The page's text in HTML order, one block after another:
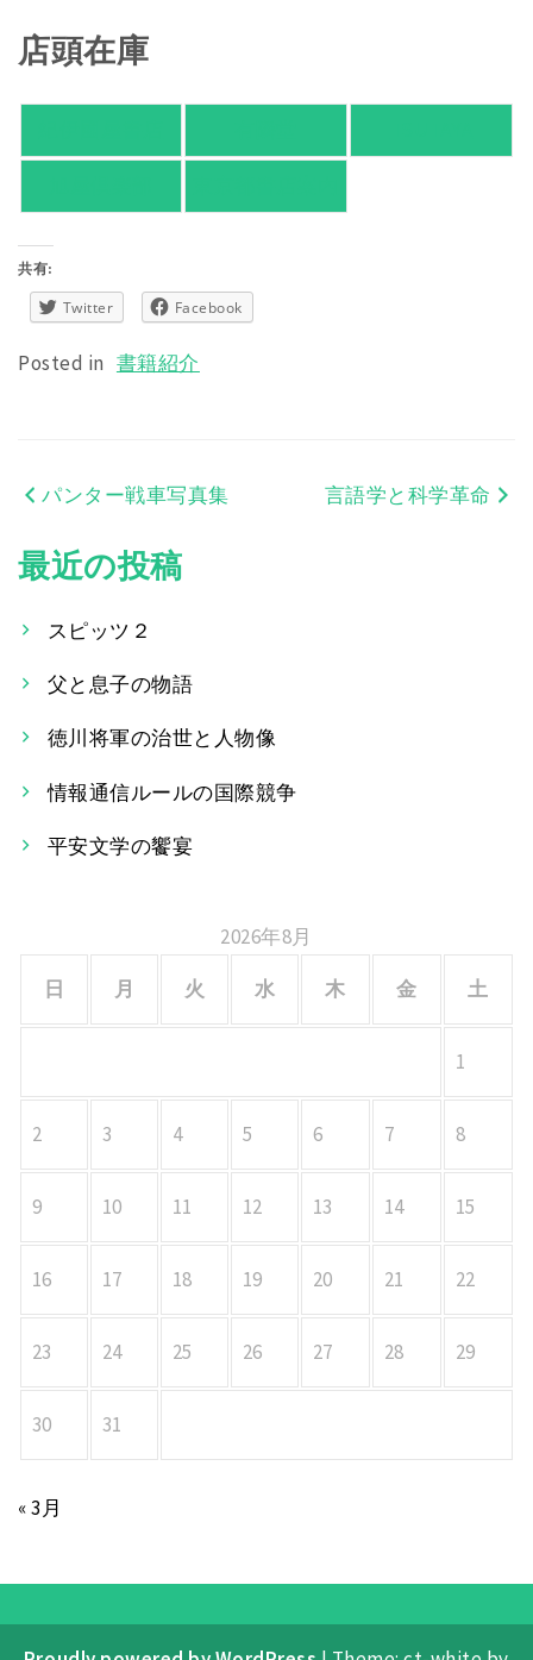
店頭在庫
共有:
Twitter Facebook
Posted in 書籍紹介
投
稿
ビ
ゲ
ー
シ
ョ
パンター戦車写真集 言語学と科学革命
最近の投稿
スピッツ２
父と息子の物語
徳川将軍の治世と人物像
情報通信ルールの国際競争
平安文学の饗宴
2026年8月
日
月 火 水 木 金 土
1
2 3 4 5 6 7 8
9 10 11 12 13 14 15
16 17 18 19 20 21 22
23 24 25 26 27 28 29
30 31
« 3月